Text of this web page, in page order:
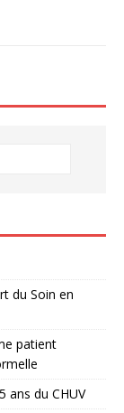
du Soin en
patient
ans du CHUV